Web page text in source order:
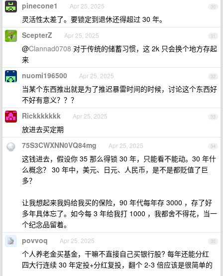
30
pinecone1 Apr 25, 2025
灵活性太差了。要锁定到退休还得超过 30 年。
31
ScepterZ Apr 25, 2025
@Clannad0708 对于传统的储蓄习惯，这 2k 只会换个地方存起
来
32
nuomi196500 Apr 25, 2025
当某个东西推出就是为了推迟暴雷时间的时候，讨论这个东西好
不好有意义？？？
33
Rickkkkkkk Apr 25, 2025
放进去买定期
34
75S3CWXNN0VQ84mg Apr 25, 2025
这钱进去，假设你 35 那么得锁 30 年，只能看不能动。30 年什
么概念？ 30 年中，美元、日元、人民币，是不是都贬值了巨
多？
让我想起来我妈给我买的保险，90 年代每年存 3000 ，存了好
多年具体忘了。如今每 3 年给我打 1000 ，我都舍不得花，当一
个纪念品留着。
35
povvoq Apr 25, 2025
个人养老金买基金，干嘛不直接自己买银行股? 每年还能分红
四大行连续 30 年定投+分红复投，翻个 2-3 倍应该是很简单的